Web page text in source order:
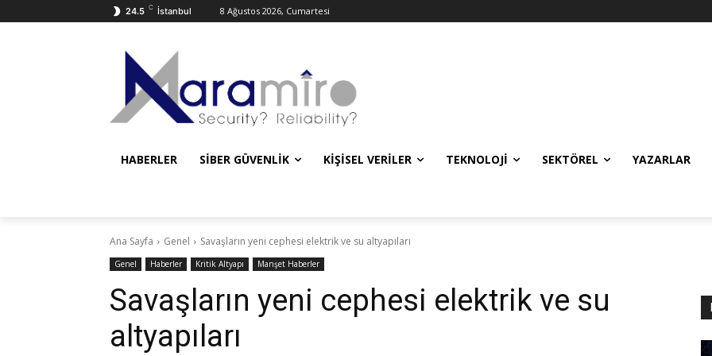
24.5 C İstanbul 8 Ağustos 2026, Cumartesi
HABERLER SIBER GÜVENLIK KIŞISEL VERILER TEKNOLOJI SEKTÖREL YAZARLAR
Ana Sayfa Genel Savaşların yeni cephesi elektrik ve su altyapıları
Genel Haberler Kritik Altyapı Manşet Haberler
Savaşların yeni cephesi elektrik ve su
altyapıları